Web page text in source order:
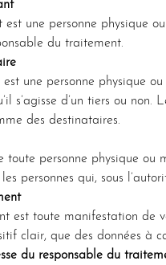
est une personne physique
du traitement.
une personne physique
s’agisse d’un tiers ou
des destinataires.
toute personne physique ou
personnes qui, sous
est toute manifestation de
clair, que des données à
du responsable du